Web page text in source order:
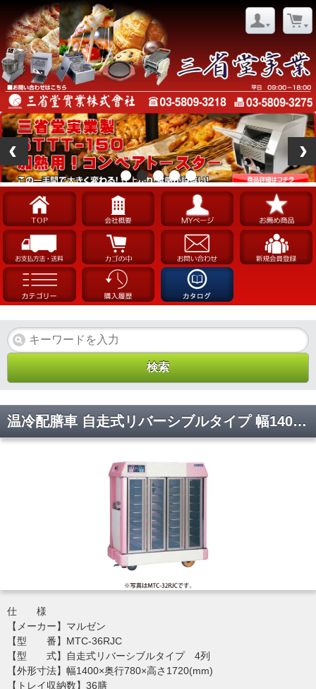
温冷配膳車 自走式リバーシブルタイプ 幅1400×奥行780×高さ1720(mm) MTC-36RJC マルゼン
仕 様
【メーカー】マルゼン
【型 番】MTC-36RJC
【型 式】自走式リバーシブルタイプ 4列
【外形寸法】幅1400×奥行780×高さ1720(mm)
【トレイ収納数】36膳